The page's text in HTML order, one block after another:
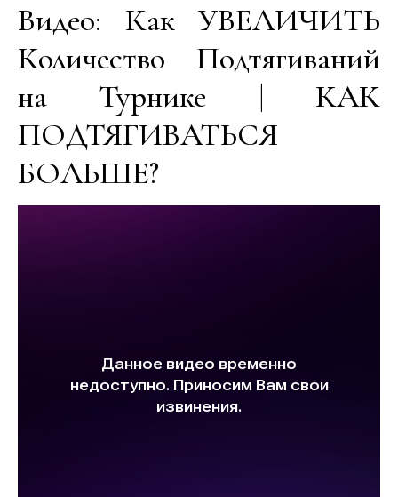
Видео: Как УВЕЛИЧИТЬ
Количество Подтягиваний
на Турнике | КАК
ПОДТЯГИВАТЬСЯ
БОЛЬШЕ?